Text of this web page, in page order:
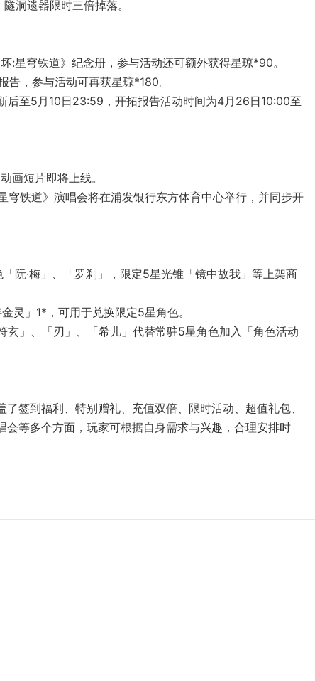
洞遗器限时三倍掉落。
:星穹铁道》纪念册 星琼*90‌。
告 星琼*180‌。
后至5月10日23:59，开拓报告活动时间为4月26日10:00至
画短片即将上线。
穹铁道》演唱会将在浦发银行东方体育中心举行，并同步开
阮·梅」、「罗刹」，限定5星光锥「镜中故我」等上架商
‌：参与限时活动可获得‌**「旅伴金灵」1*‌，可用于兑换限定5星角色。
玄」、「刃」、「希儿」代替常驻5星角色加入「角色活动
签到福利、特别赠礼、充值双倍、限时活动、超值礼包、
等多个方面，玩家可根据自身需求与兴趣，合理安排时